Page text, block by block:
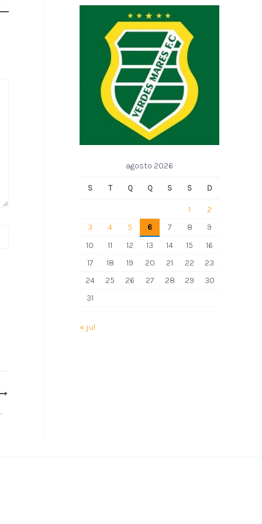
pesquisa; veja como prevenir
agosto 2026
S T Q Q S S D
1
2
3
4 5 6 7 8
9
10
11 12 13 14 15
16
17
18 19 20 21 22
23
24
25 26 27 28 29
30
31
« jul